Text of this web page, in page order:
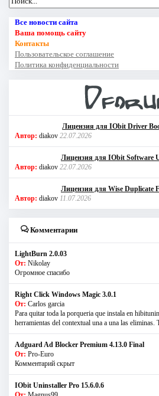
Все новости сайта
Ваша помощь сайту
Контакты
Пользовательское соглашение
Политика конфиденциальности
Лицензия для IObit Driver
Автор: diakov 22.07.2026
Лицензия для IObit Software
Автор: diakov 22.07.2026
Лицензия для Wise Duplicate
Автор: diakov 11.07.2026
Комментарии
LightBurn 2.0.03
От: Nikolay
Огромное спасибо
Right Click Windows Magic 3.0.1
От: Carlos garcia
Para quitar toda la porqueria que instala en
herramientas del contextual una a una las eliminas.
Adguard Ad Blocker Premium 4.13.0 Final
От: Pro-Euro
Комментарий скрыт
IObit Uninstaller Pro 15.6.0.6